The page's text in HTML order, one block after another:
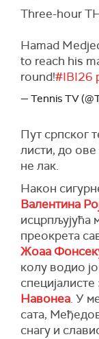
Three-hour
Hamad
to reach his
round!#IBI26
— Tennis TV
Пут српског
листи, до
не лак.
Након
Валентина
исцрпљујућа
преокрета
Жоаа
колу водио
Навонеа. У
сата,
снагу и